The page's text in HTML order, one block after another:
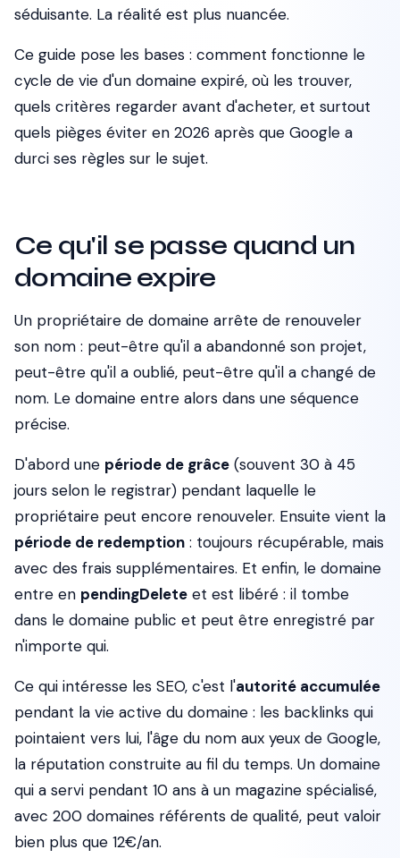
séduisante. La réalité est plus nuancée.
Ce guide pose les bases : comment fonctionne le
cycle de vie d'un domaine expiré, où les trouver,
quels critères regarder avant d'acheter, et surtout
quels pièges éviter en 2026 après que Google a
durci ses règles sur le sujet.
Ce qu'il se passe quand un
domaine expire
Un propriétaire de domaine arrête de renouveler
son nom : peut-être qu'il a abandonné son projet,
peut-être qu'il a oublié, peut-être qu'il a changé de
nom. Le domaine entre alors dans une séquence
précise.
D'abord une période de grâce (souvent 30 à 45
jours selon le registrar) pendant laquelle le
propriétaire peut encore renouveler. Ensuite vient la
période de redemption : toujours récupérable, mais
avec des frais supplémentaires. Et enfin, le domaine
entre en pendingDelete et est libéré : il tombe
dans le domaine public et peut être enregistré par
n'importe qui.
Ce qui intéresse les SEO, c'est l'autorité accumulée
pendant la vie active du domaine : les backlinks qui
pointaient vers lui, l'âge du nom aux yeux de Google,
la réputation construite au fil du temps. Un domaine
qui a servi pendant 10 ans à un magazine spécialisé,
avec 200 domaines référents de qualité, peut valoir
bien plus que 12€/an.